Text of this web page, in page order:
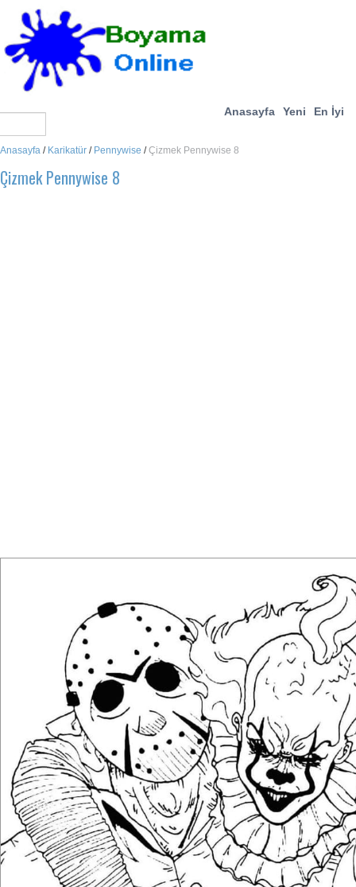
Anasayfa Yeni En İyi
Anasayfa / Karikatür / Pennywise /Çizmek Pennywise 8
Çizmek Pennywise 8